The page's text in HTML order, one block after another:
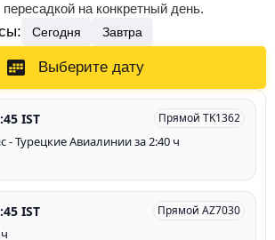
на конкретный день.
Сегодня Завтра
Выберите дату
IST Прямой TK1362
Турецкие Авиалинии за 2:40 ч
IST Прямой AZ7030